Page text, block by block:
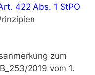
422 Abs. 1 StPO
zum
2019 vom 1.